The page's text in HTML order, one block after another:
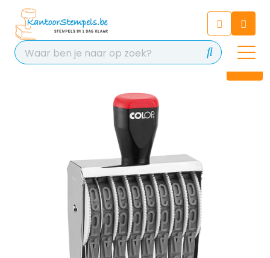
Chat 24/7 met onze chatbot
voor hulp
Contact